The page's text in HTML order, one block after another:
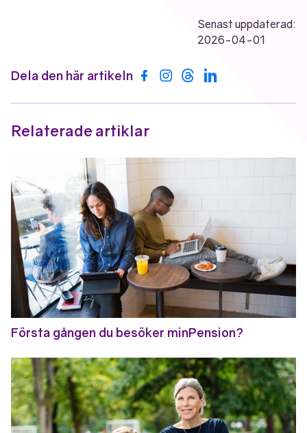
Senast uppdaterad:
2026-04-01
Dela den här artikeln Dela på Facebook
Dela på Instagram
Dela på Threads
Dela på LinkedIn
Relaterade artiklar
Första gången du besöker minPension?